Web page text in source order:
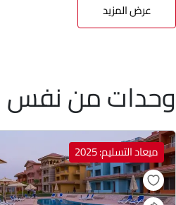
عرض المزيد
وحدات من نفس
ميعاد التسليم: 2025